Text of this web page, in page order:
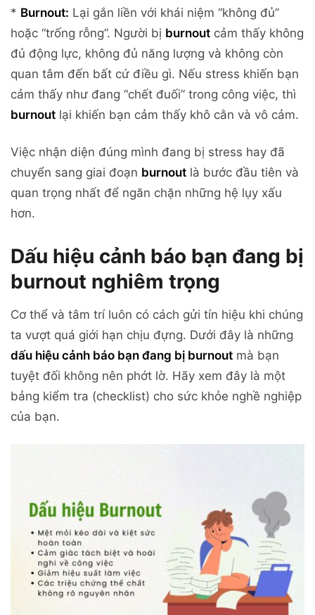
* Burnout: Lại gắn liền với khái niệm “không đủ”
hoặc “trống rỗng”. Người bị burnout cảm thấy không
đủ động lực, không đủ năng lượng và không còn
quan tâm đến bất cứ điều gì. Nếu stress khiến bạn
cảm thấy như đang “chết đuối” trong công việc, thì
burnout lại khiến bạn cảm thấy khô cằn và vô cảm.
Việc nhận diện đúng mình đang bị stress hay đã
chuyển sang giai đoạn burnout là bước đầu tiên và
quan trọng nhất để ngăn chặn những hệ lụy xấu
hơn.
Dấu hiệu cảnh báo bạn đang bị
burnout nghiêm trọng
Cơ thể và tâm trí luôn có cách gửi tín hiệu khi chúng
ta vượt quá giới hạn chịu đựng. Dưới đây là những
dấu hiệu cảnh báo bạn đang bị burnout mà bạn
tuyệt đối không nên phớt lờ. Hãy xem đây là một
bảng kiểm tra (checklist) cho sức khỏe nghề nghiệp
của bạn.